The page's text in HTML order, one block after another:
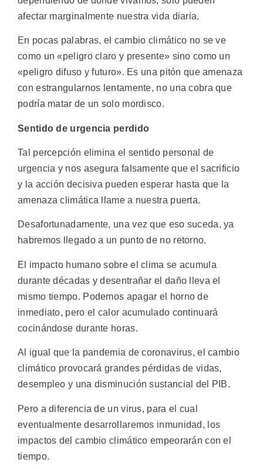
afectar marginalmente nuestra vida diaria.
En pocas palabras, el cambio climático no se ve
como un «peligro claro y presente» sino como un
«peligro difuso y futuro». Es una pitón que amenaza
con estrangularnos lentamente, no una cobra que
podría matar de un solo mordisco.
Sentido de urgencia perdido
Tal percepción elimina el sentido personal de
urgencia y nos asegura falsamente que el sacrificio
y la acción decisiva pueden esperar hasta que la
amenaza climática llame a nuestra puerta.
Desafortunadamente, una vez que eso suceda, ya
habremos llegado a un punto de no retorno.
El impacto humano sobre el clima se acumula
durante décadas y desentrañar el daño lleva el
mismo tiempo. Podemos apagar el horno de
inmediato, pero el calor acumulado continuará
cocinándose durante horas.
Al igual que la pandemia de coronavirus, el cambio
climático provocará grandes pérdidas de vidas,
desempleo y una disminución sustancial del PIB.
Pero a diferencia de un virus, para el cual
eventualmente desarrollaremos inmunidad, los
impactos del cambio climático empeorarán con el
tiempo.